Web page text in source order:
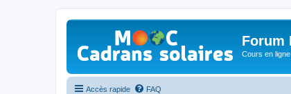
Forum
Cours en
Accès rapide FAQ